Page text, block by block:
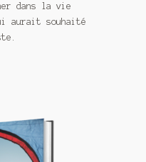
dans la vie
aurait souhaité